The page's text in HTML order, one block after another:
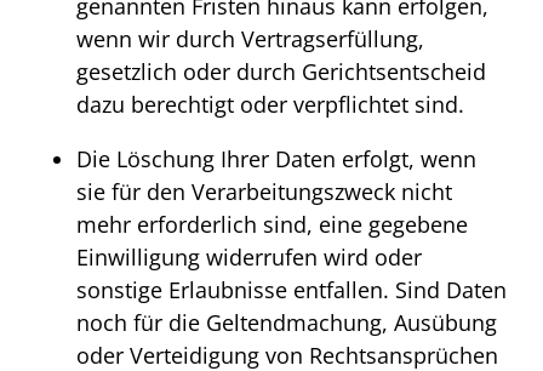
genannten Fristen hinaus kann erfolgen,
wenn wir durch Vertragserfüllung,
gesetzlich oder durch Gerichtsentscheid
dazu berechtigt oder verpflichtet sind.
Die Löschung Ihrer Daten erfolgt, wenn
sie für den Verarbeitungszweck nicht
mehr erforderlich sind, eine gegebene
Einwilligung widerrufen wird oder
sonstige Erlaubnisse entfallen. Sind Daten
noch für die Geltendmachung, Ausübung
oder Verteidigung von Rechtsansprüchen